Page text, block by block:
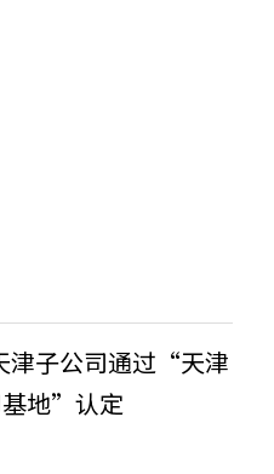
津子公司通过“天津
地”认定